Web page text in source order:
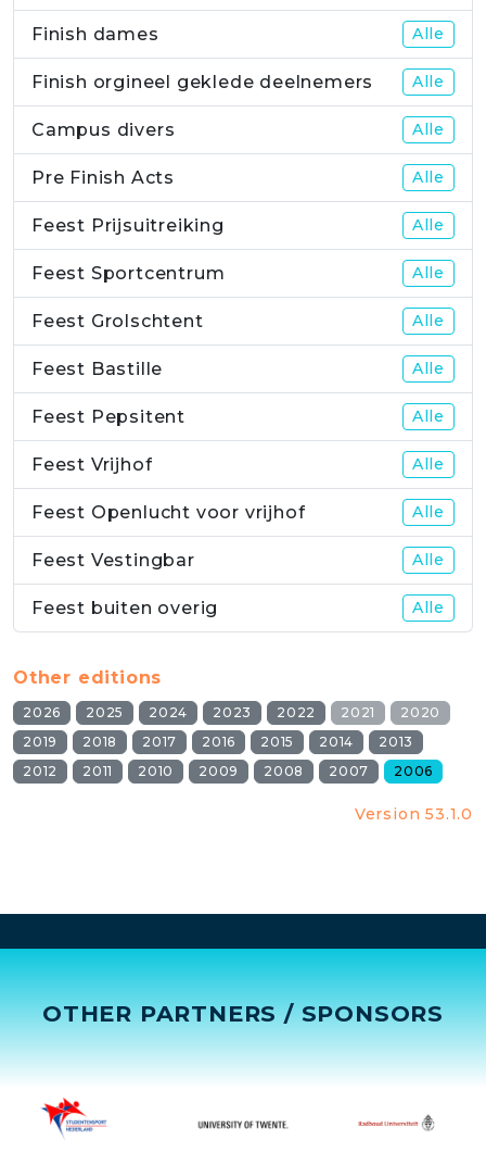
Finish dames Alle
Finish orgineel geklede deelnemers Alle
Campus divers Alle
Pre Finish Acts Alle
Feest Prijsuitreiking Alle
Feest Sportcentrum Alle
Feest Grolschtent Alle
Feest Bastille Alle
Feest Pepsitent Alle
Feest Vrijhof Alle
Feest Openlucht voor vrijhof Alle
Feest Vestingbar Alle
Feest buiten overig Alle
Other editions
2026 2025 2024 2023 2022 2021
2020
2019
2018 2017 2016 2015 2014
2013
2012
2011 2010 2009 2008 2007 2006
Version 53.1.0
OTHER PARTNERS / SPONSORS